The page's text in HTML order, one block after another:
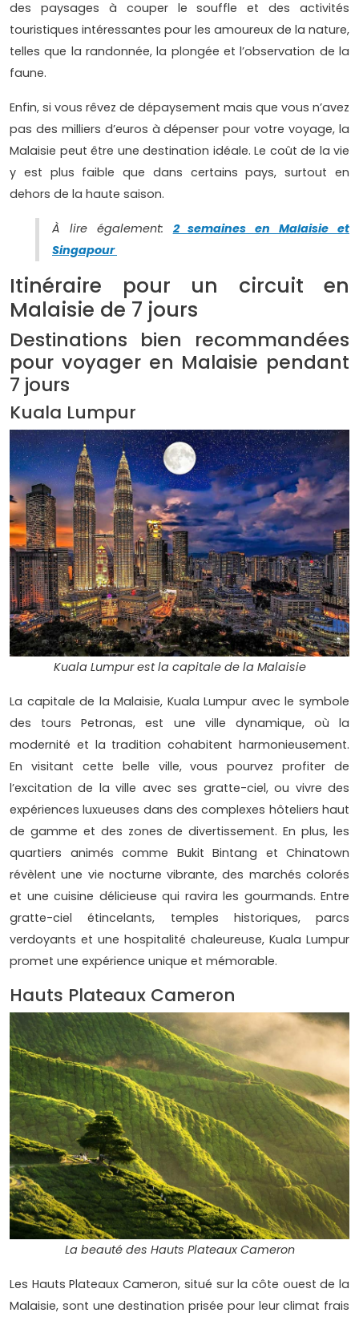
des paysages à couper le souffle et des activités
touristiques intéressantes pour les amoureux de la nature,
telles que la randonnée, la plongée et l’observation de la
faune.
Enfin, si vous rêvez de dépaysement mais que vous n’avez
pas des milliers d’euros à dépenser pour votre voyage, la
Malaisie peut être une destination idéale. Le coût de la vie
y est plus faible que dans certains pays, surtout en
dehors de la haute saison.
À lire également: 2 semaines en Malaisie et
Singapour
Itinéraire pour un circuit en
Malaisie de 7 jours
Destinations bien recommandées
pour voyager en Malaisie pendant
7 jours
Kuala Lumpur
Kuala Lumpur est la capitale de la Malaisie
La capitale de la Malaisie, Kuala Lumpur avec le symbole
des tours Petronas, est une ville dynamique, où la
modernité et la tradition cohabitent harmonieusement.
En visitant cette belle ville, vous pourvez profiter de
l’excitation de la ville avec ses gratte-ciel, ou vivre des
expériences luxueuses dans des complexes hôteliers haut
de gamme et des zones de divertissement. En plus, les
quartiers animés comme Bukit Bintang et Chinatown
révèlent une vie nocturne vibrante, des marchés colorés
et une cuisine délicieuse qui ravira les gourmands. Entre
gratte-ciel étincelants, temples historiques, parcs
verdoyants et une hospitalité chaleureuse, Kuala Lumpur
promet une expérience unique et mémorable.
Hauts Plateaux Cameron
La beauté des Hauts Plateaux Cameron
Les Hauts Plateaux Cameron, situé sur la côte ouest de la
Malaisie, sont une destination prisée pour leur climat frais